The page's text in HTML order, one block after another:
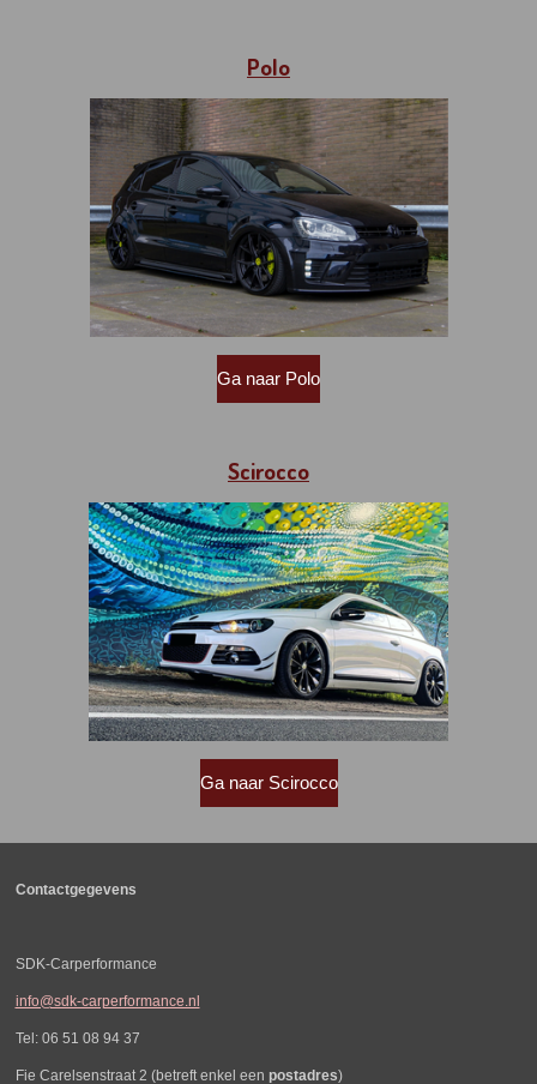
Polo
Ga naar Polo
Scirocco
Ga naar Scirocco
Contactgegevens
SDK-Carperformance
info@sdk-carperformance.nl
Tel: 06 51 08 94 37
Fie Carelsenstraat 2 (betreft enkel een postadres)